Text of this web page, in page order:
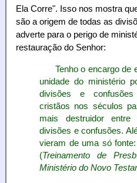
Ela Corre". Isso nos mostra
são a origem de todas as
adverte para o perigo de
restauração do Senhor:
Tenho o encargo de
unidade do ministério
divisões e
cristãos nos séculos
mais destruidor
divisões e confusões.
vieram de uma só
(Treinamento de
Ministério do Novo